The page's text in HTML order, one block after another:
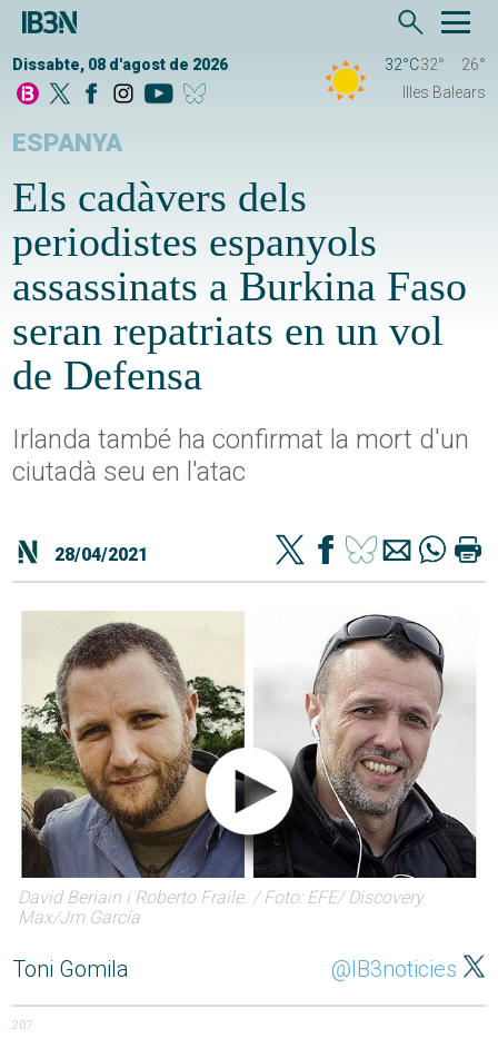
Dissabte, 08 d'agost de 2026 32°C32°
26°
Illes Balears
ESPANYA
Els cadàvers dels
periodistes espanyols
assassinats a Burkina Faso
seran repatriats en un vol
de Defensa
Irlanda també ha confirmat la mort d'un
ciutadà seu en l'atac
28/04/2021
David Beriain i Roberto Fraile. / Foto: EFE/ Discovery
Max/Jm García
Toni Gomila @IB3noticies
207